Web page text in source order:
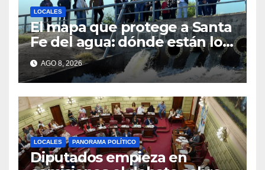
LOCALES
El mapa que protege a Santa
Fe del agua: dónde están los
54 puntos de bombeo
AGO 8, 2026
LOCALES PANORAMA POLÍTICO
Diputados empieza en